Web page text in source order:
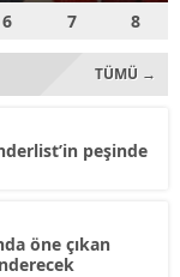
6 7 8
TÜMÜ →
peşinde
öne çıkan